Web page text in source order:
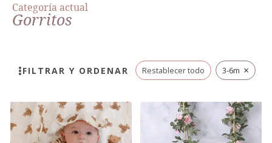
Categoría actual
Gorritos
FILTRAR Y ORDENAR Restablecer todo 3-6m ×